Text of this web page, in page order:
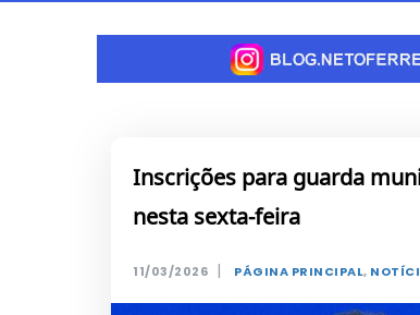
Inscrições para guarda
nesta sexta-feira
11/03/2026 | PÁGINA PRINCIPAL,